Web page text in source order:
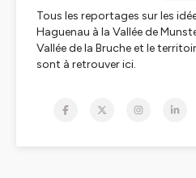
Tous les reportages sur les
Haguenau à la Vallée de
Vallée de la Bruche et le
sont à retrouver ici.
Addict
ou encore Amazon